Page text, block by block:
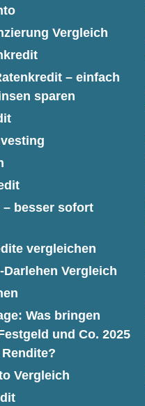
Vergleich
– einfach
sparen
besser sofort
vergleichen
Darlehen Vergleich
Was bringen
und Co. 2025
Vergleich